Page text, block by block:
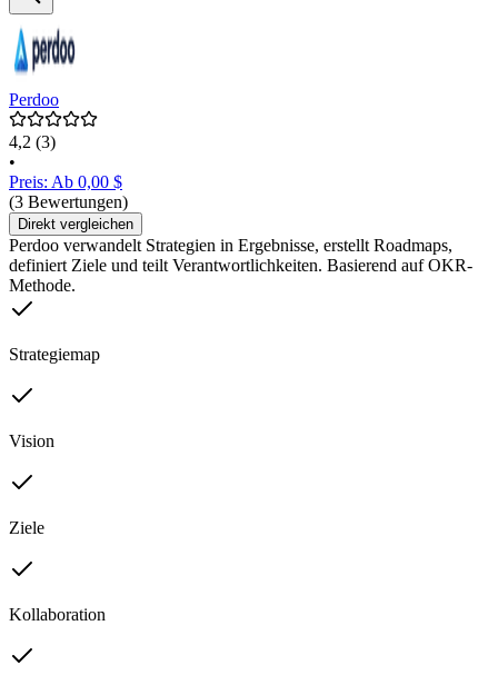
Perdoo
4,2 (3)
•
Preis: Ab 0,00 $
(3 Bewertungen)
Direkt vergleichen
Perdoo verwandelt Strategien in Ergebnisse, erstellt Roadmaps,
definiert Ziele und teilt Verantwortlichkeiten. Basierend auf OKR-
Methode.
Strategiemap
Vision
Ziele
Kollaboration